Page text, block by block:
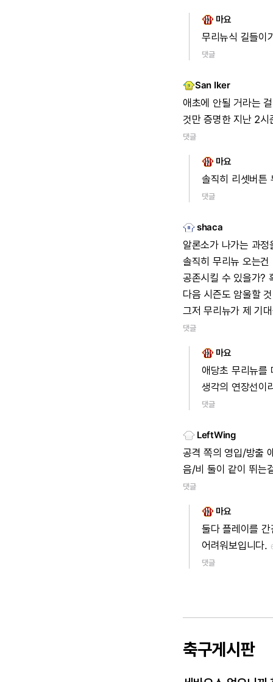
마요
무리뉴식 길들이
댓글
San Iker
애초에 안될 거라는 걸
것만 증명한 지난 2시
댓글
마요
솔직히 리셋버튼
댓글
shaca
알론소가 나가는 과정
솔직히 무리뉴 오는건
공존시킬 수 있을가?
다음 시즌도 암울할 것
그저무리뉴가 제 기
댓글
마요
애당초 무리뉴를
생각의 연장선이
댓글
LeftWing
공격 쪽의 영입/방출
음/비 둘이 같이 뛰는
댓글
마요
둘다 플레이를 간
어려워보입니다.
댓글
축구게시판